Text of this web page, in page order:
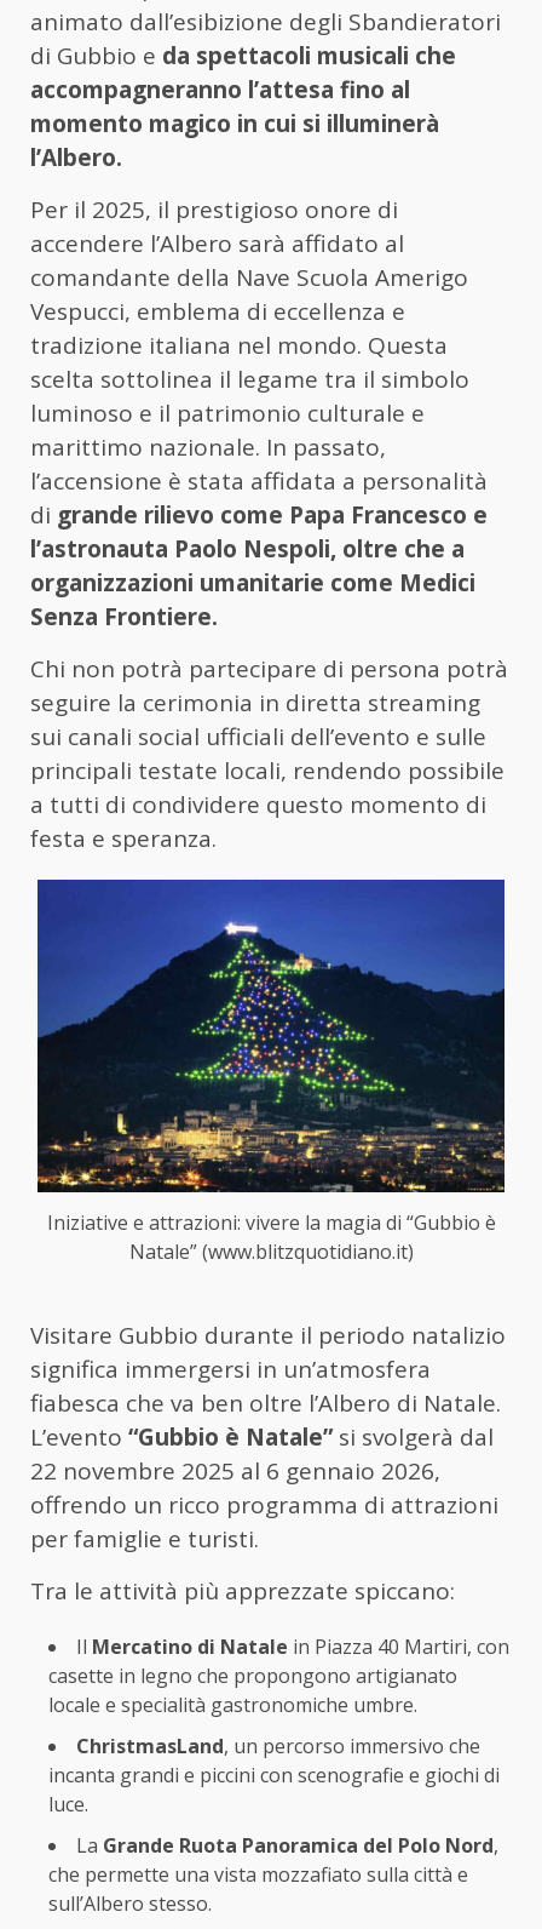
animato dall’esibizione degli Sbandieratori
di Gubbio e da spettacoli musicali che
accompagneranno l’attesa fino al
momento magico in cui si illuminerà
l’Albero.
Per il 2025, il prestigioso onore di
accendere l’Albero sarà affidato al
comandante della Nave Scuola Amerigo
Vespucci, emblema di eccellenza e
tradizione italiana nel mondo. Questa
scelta sottolinea il legame tra il simbolo
luminoso e il patrimonio culturale e
marittimo nazionale. In passato,
l’accensione è stata affidata a personalità
di grande rilievo come Papa Francesco e
l’astronauta Paolo Nespoli, oltre che a
organizzazioni umanitarie come Medici
Senza Frontiere.
Chi non potrà partecipare di persona potrà
seguire la cerimonia in diretta streaming
sui canali social ufficiali dell’evento e sulle
principali testate locali, rendendo possibile
a tutti di condividere questo momento di
festa e speranza.
Iniziative e attrazioni: vivere la magia di “Gubbio è
Natale” (www.blitzquotidiano.it)
Visitare Gubbio durante il periodo natalizio
significa immergersi in un’atmosfera
fiabesca che va ben oltre l’Albero di Natale.
L’evento “Gubbio è Natale”si svolgerà dal
22 novembre 2025 al 6 gennaio 2026,
offrendo un ricco programma di attrazioni
per famiglie e turisti.
Tra le attività più apprezzate spiccano:
Il Mercatino di Natale in Piazza 40 Martiri, con
casette in legno che propongono artigianato
locale e specialità gastronomiche umbre.
ChristmasLand, un percorso immersivo che
incanta grandi e piccini con scenografie e giochi di
luce.
La Grande Ruota Panoramica del Polo Nord,
che permette una vista mozzafiato sulla città e
sull’Albero stesso.